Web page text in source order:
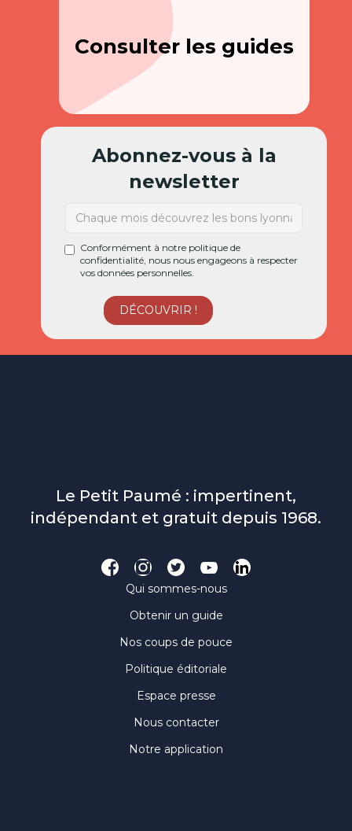
Consulter les guides
Abonnez-vous à la
newsletter
Conformément à notre politique de
confidentialité, nous nous engageons à respecter
vos données personnelles.
Le Petit Paumé : impertinent,
indépendant et gratuit depuis 1968.
Qui sommes-nous
Obtenir un guide
Nos coups de pouce
Politique éditoriale
Espace presse
Nous contacter
Notre application